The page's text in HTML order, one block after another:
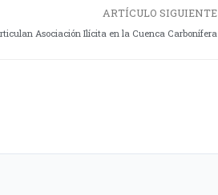
ARTÍCULO SIGUIENTE
Asociación Ilícita en la Cuenca Carbonífera